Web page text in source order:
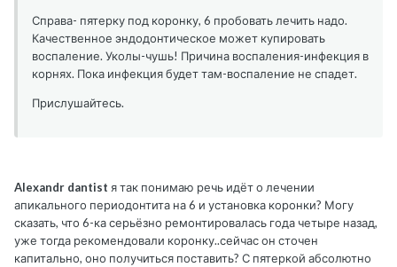
Справа- пятерку под коронку, 6 пробовать лечить надо.
Качественное эндодонтическое может купировать
воспаление. Уколы-чушь! Причина воспаления-инфекция в
корнях. Пока инфекция будет там-воспаление не спадет.
Прислушайтесь.
Alexandr dantist я так понимаю речь идёт о лечении
апикального периодонтита на 6 и установка коронки? Могу
сказать, что 6-ка серьёзно ремонтировалась года четыре назад,
уже тогда рекомендовали коронку..сейчас он сточен
капитально, оно получиться поставить? С пятеркой абсолютно